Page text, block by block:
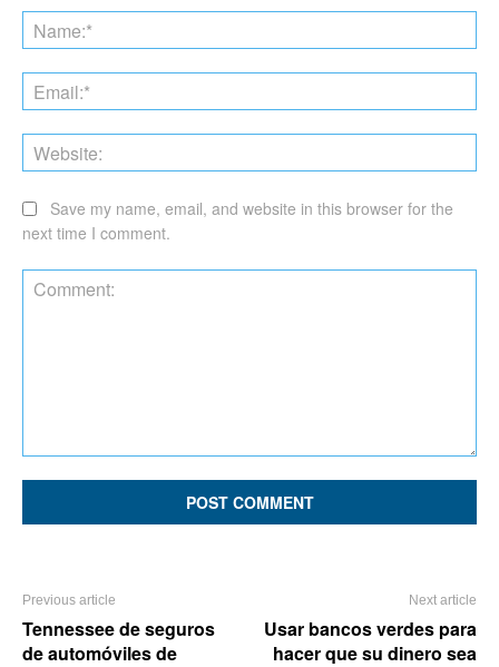
Save my name, email, and website in this browser for the
next time I comment.
Previous article
Tennessee de seguros
de automóviles de
Next article
Usar bancos verdes para
hacer que su dinero sea